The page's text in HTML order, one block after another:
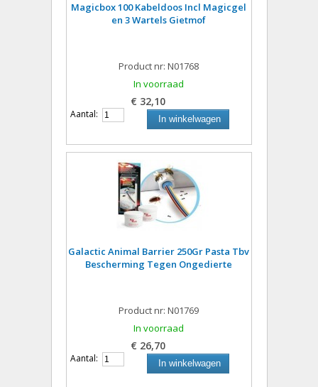
Magicbox 100 Kabeldoos Incl Magicgel
en 3 Wartels Gietmof
Product nr: N01768
In voorraad
€ 32,10
Aantal: In winkelwagen
Galactic Animal Barrier 250Gr Pasta Tbv
Bescherming Tegen Ongedierte
Product nr: N01769
In voorraad
€ 26,70
Aantal: In winkelwagen